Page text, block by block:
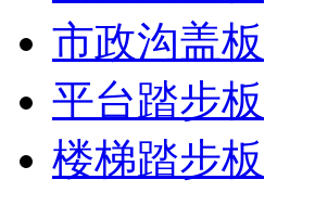
市政沟盖板
平台踏步板
楼梯踏步板